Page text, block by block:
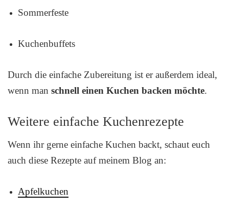
Sommerfeste
Kuchenbuffets
Durch die einfache Zubereitung ist er außerdem ideal,
wenn man schnell einen Kuchen backen möchte.
Weitere einfache Kuchenrezepte
Wenn ihr gerne einfache Kuchen backt, schaut euch
auch diese Rezepte auf meinem Blog an:
Apfelkuchen